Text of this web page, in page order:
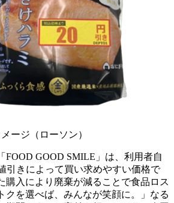
ージ（ローソン）
FOOD GOOD SMILE」は、利用者自
引きによって買い求めやすい価格で
購入により廃棄が減ることで食品ロス
クを選べば、みんなが笑顔に。」なる